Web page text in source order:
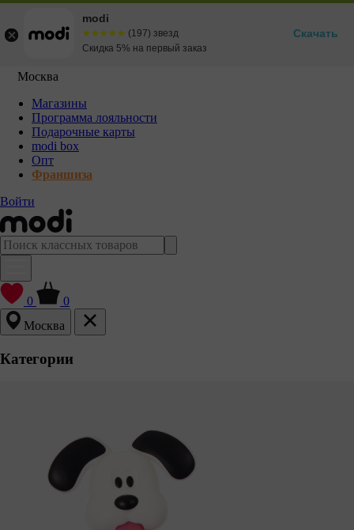
Москва
Магазины
Программа лояльности
Подарочные карты
modi box
Опт
Франшиза
Войти
0
0
Москва
Категории
modi
☆☆☆☆☆
★★★★★ (197) звезд
Скидка 5% на первый заказ
Скачать